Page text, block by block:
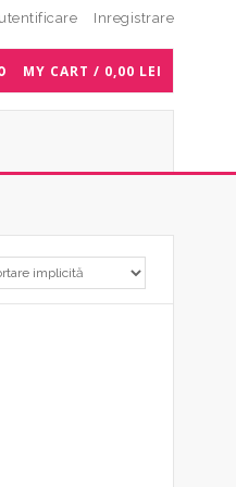
Inregistrare
MY CART / 0,00 LEI